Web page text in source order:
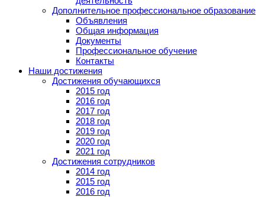
Дополнительное профессиональное образование
Объявления
Общая информация
Документы
Профессиональное обучение
Контакты
Наши достижения
Достижения обучающихся
2015 год
2016 год
2017 год
2018 год
2019 год
2020 год
2021 год
Достижения сотрудников
2014 год
2015 год
2016 год